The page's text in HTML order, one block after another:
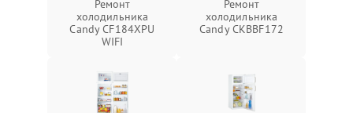
Ремонт
холодильника
Candy CF184XPU
WIFI
Ремонт
холодильника
Candy CKBBF172